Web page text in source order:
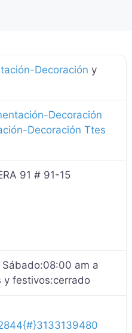
Decoración y
Decoración
Decoración Ttes
91 # 91-15
Sábado:08:00 am a
y festivos:cerrado